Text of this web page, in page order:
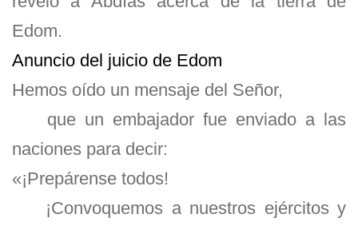
Edom.
Anuncio del juicio de Edom
Hemos oído un mensaje del Señor,
que un embajador fue enviado a las
naciones para decir:
«¡Prepárense todos!
¡Convoquemos a nuestros ejércitos y